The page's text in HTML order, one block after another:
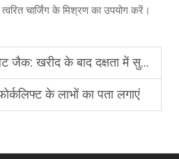
चार्जिंग के मिश्रण का उपयोग करें।
जैक: खरीद के बाद दक्षता में सुधार
के लाभों का पता लगाएं